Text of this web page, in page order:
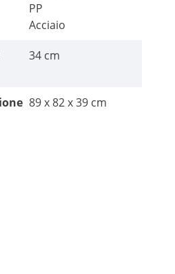
PP
Acciaio
34 cm
89 x 82 x 39 cm